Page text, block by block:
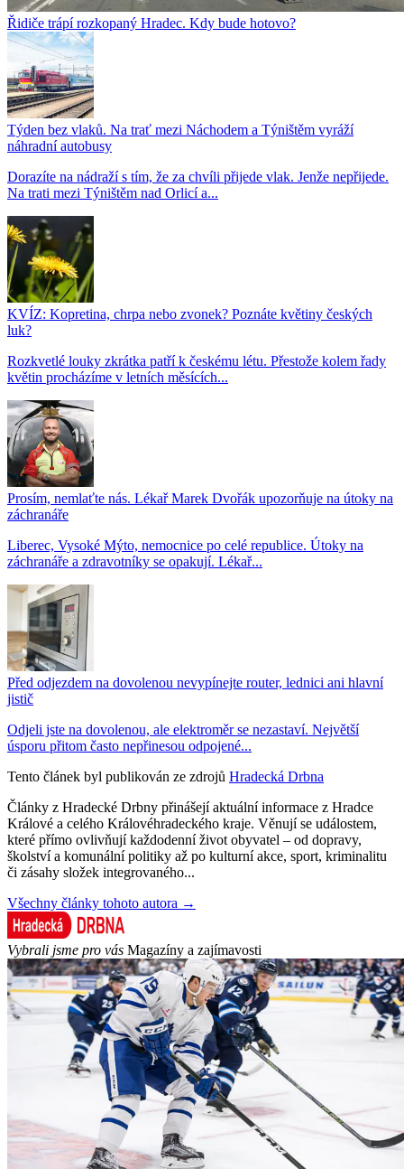
Řidiče trápí rozkopaný Hradec. Kdy bude hotovo?
Týden bez vlaků. Na trať mezi Náchodem a Týništěm vyráží
náhradní autobusy
Dorazíte na nádraží s tím, že za chvíli přijede vlak. Jenže nepřijede.
Na trati mezi Týništěm nad Orlicí a...
KVÍZ: Kopretina, chrpa nebo zvonek? Poznáte květiny českých
luk?
Rozkvetlé louky zkrátka patří k českému létu. Přestože kolem řady
květin procházíme v letních měsících...
Prosím, nemlaťte nás. Lékař Marek Dvořák upozorňuje na útoky na
záchranáře
Liberec, Vysoké Mýto, nemocnice po celé republice. Útoky na
záchranáře a zdravotníky se opakují. Lékař...
Před odjezdem na dovolenou nevypínejte router, lednici ani hlavní
jistič
Odjeli jste na dovolenou, ale elektroměr se nezastaví. Největší
úsporu přitom často nepřinesou odpojené...
Tento článek byl publikován ze zdrojů Hradecká Drbna
Články z Hradecké Drbny přinášejí aktuální informace z Hradce
Králové a celého Královéhradeckého kraje. Věnují se událostem,
které přímo ovlivňují každodenní život obyvatel – od dopravy,
školství a komunální politiky až po kulturní akce, sport, kriminalitu
či zásahy složek integrovaného...
Všechny články tohoto autora →
Vybrali jsme pro vás Magazíny a zajímavosti